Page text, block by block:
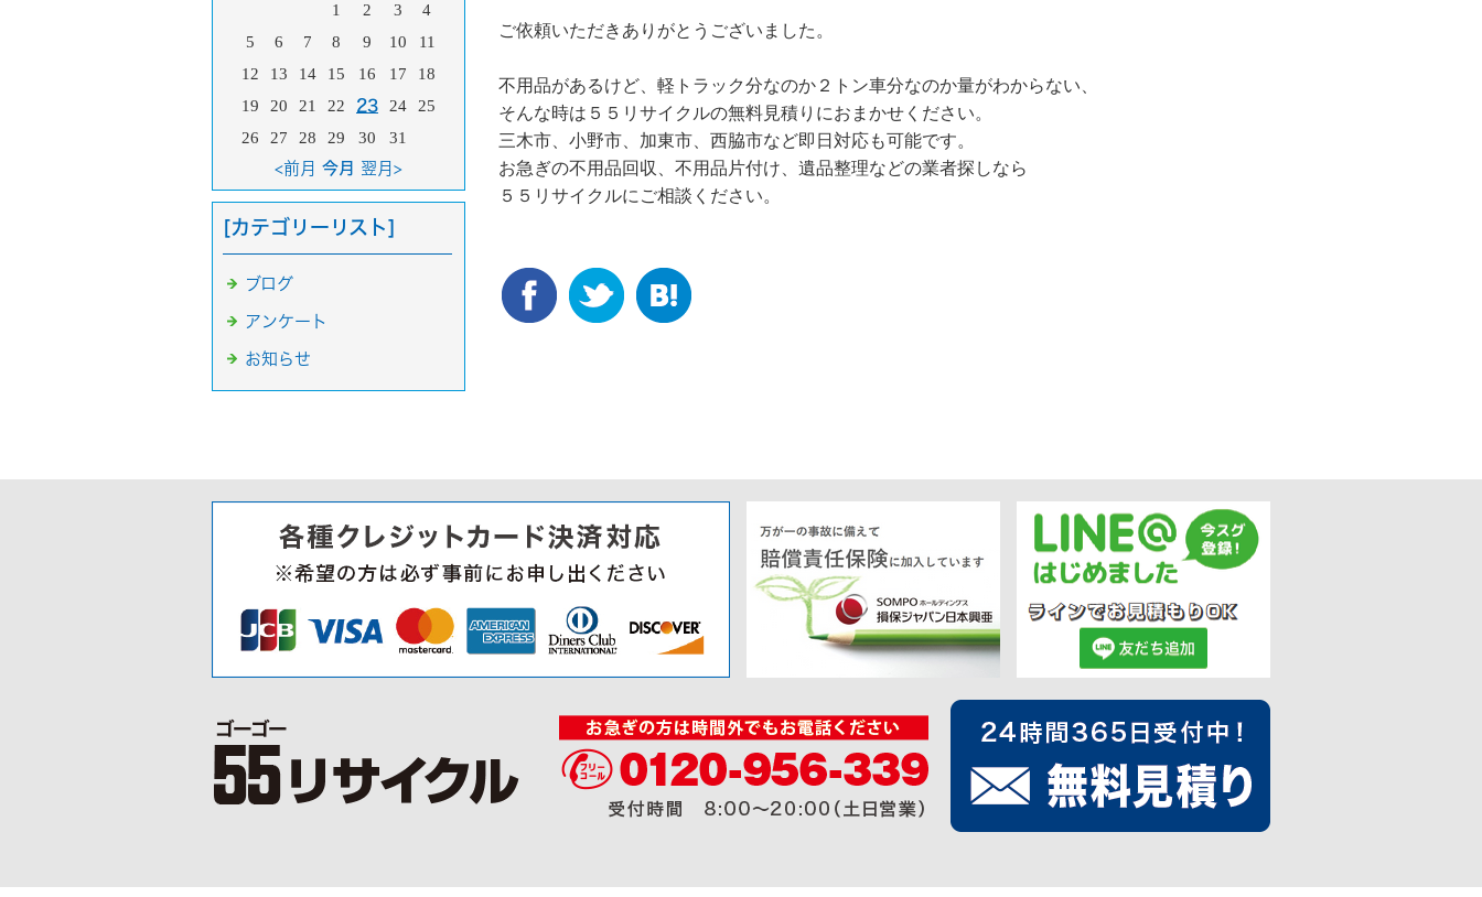
ご依頼いただきありがとうございました。
不用品があるけど、軽トラック分なのか２トン車分なのか量がわからない、
そんな時は５５リサイクルの無料見積りにおまかせください。
三木市、小野市、加東市、西脇市など即日対応も可能です。
お急ぎの不用品回収、不用品片付け、遺品整理などの業者探しなら
５５リサイクルにご相談ください。
1
2 3
4
5
6 7 8 9 10
11
12
13 14 15 16 17
18
19
20 21 22 23 24
25
26
27 28 29 30 31
<前月 今月 翌月>
[カテゴリーリスト]
ブログ
アンケート
お知らせ